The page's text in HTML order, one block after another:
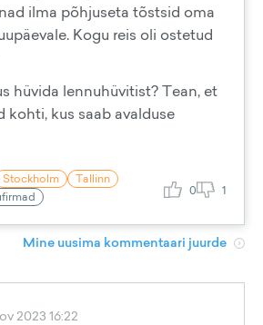
ilma põhjuseta tõstsid oma
Kogu reis oli ostetud
hüvida lennuhüvitist? Tean, et
kohti, kus saab avalduse
Stockholm
Tallinn
0 1
Mine uusima kommentaari juurde
2023 16:22